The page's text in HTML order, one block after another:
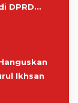
DPRD
Ikhsan